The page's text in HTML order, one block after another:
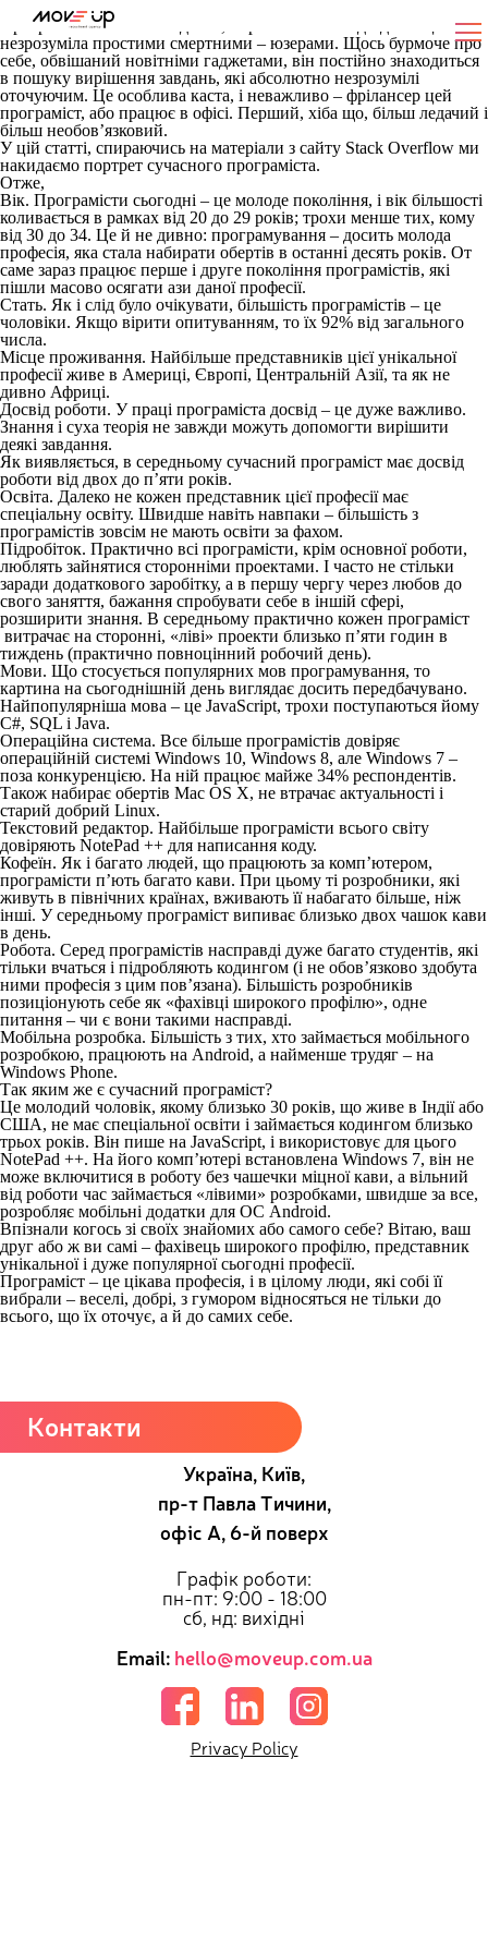
Сучасний программіст який він?
Програміст – істота загадкова, і практично завжди до кінця
незрозуміла простими смертними – юзерами. Щось бурмоче про
себе, обвішаний новітніми гаджетами, він постійно знаходиться
в пошуку вирішення завдань, які абсолютно незрозумілі
оточуючим. Це особлива каста, і неважливо – фрілансер цей
програміст, або працює в офісі. Перший, хіба що, більш ледачий і
більш необов’язковий.
У цій статті, спираючись на матеріали з сайту Stack Overflow ми
накидаємо портрет сучасного програміста.
Отже,
Вік. Програмісти сьогодні – це молоде покоління, і вік більшості
коливається в рамках від 20 до 29 років; трохи менше тих, кому
від 30 до 34. Це й не дивно: програмування – досить молода
професія, яка стала набирати обертів в останні десять років. От
саме зараз працює перше і друге покоління програмістів, які
пішли масово осягати ази даної професії.
Стать. Як і слід було очікувати, більшість програмістів – це
чоловіки. Якщо вірити опитуванням, то їх 92% від загального
числа.
Місце проживання. Найбільше представників цієї унікальної
професії живе в Америці, Європі, Центральній Азії, та як не
дивно Африці.
Досвід роботи. У праці програміста досвід – це дуже важливо.
Знання і суха теорія не завжди можуть допомогти вирішити
деякі завдання.
Як виявляється, в середньому сучасний програміст має досвід
роботи від двох до п’яти років.
Освіта. Далеко не кожен представник цієї професії має
спеціальну освіту. Швидше навіть навпаки – більшість з
програмістів зовсім не мають освіти за фахом.
Підробіток. Практично всі програмісти, крім основної роботи,
люблять зайнятися сторонніми проектами. І часто не стільки
заради додаткового заробітку, а в першу чергу через любов до
свого заняття, бажання спробувати себе в іншій сфері,
розширити знання. В середньому практично кожен програміст
витрачає на сторонні, «ліві» проекти близько п’яти годин в
тиждень (практично повноцінний робочий день).
Мови. Що стосується популярних мов програмування, то
картина на сьогоднішній день виглядає досить передбачувано.
Найпопулярніша мова – це JavaScript, трохи поступаються йому
С#, SQL і Java.
Операційна система. Все більше програмістів довіряє
операційній системі Windows 10, Windows 8, але Windows 7 –
поза конкуренцією. На ній працює майже 34% респондентів.
Також набирає обертів Mac OS X, не втрачає актуальності і
старий добрий Linux.
Текстовий редактор. Найбільше програмісти всього світу
довіряють NotePad ++ для написання коду.
Кофеїн. Як і багато людей, що працюють за комп’ютером,
програмісти п’ють багато кави. При цьому ті розробники, які
живуть в північних країнах, вживають її набагато більше, ніж
інші. У середньому програміст випиває близько двох чашок кави
в день.
Робота. Серед програмістів насправді дуже багато студентів, які
тільки вчаться і підробляють кодингом (і не обов’язково здобута
ними професія з цим пов’язана). Більшість розробників
позиціонують себе як «фахівці широкого профілю», одне
питання – чи є вони такими насправді.
Мобільна розробка. Більшість з тих, хто займається мобільного
розробкою, працюють на Android, а найменше трудяг – на
Windows Phone.
Так яким же є сучасний програміст?
Це молодий чоловік, якому близько 30 років, що живе в Індії або
США, не має спеціальної освіти і займається кодингом близько
трьох років. Він пише на JavaScript, і використовує для цього
NotePad ++. На його комп’ютері встановлена ​​Windows 7, він не
може включитися в роботу без чашечки міцної кави, а вільний
від роботи час займається «лівими» розробками, швидше за все,
розробляє мобільні додатки для ОС Android.
Впізнали когось зі своїх знайомих або самого себе? Вітаю, ваш
друг або ж ви самі – фахівець широкого профілю, представник
унікальної і дуже популярної сьогодні професії.
Програміст – це цікава професія, і в цілому люди, які собі її
вибрали – веселі, добрі, з гумором відносяться не тільки до
всього, що їх оточує, а й до самих себе.
Контакти
Україна, Київ,
пр-т Павла Тичини,
офіс А, 6-й поверх
Графік роботи:
пн-пт: 9:00 - 18:00
сб, нд: вихідні
Email: hello@moveup.com.ua
Privacy Policy